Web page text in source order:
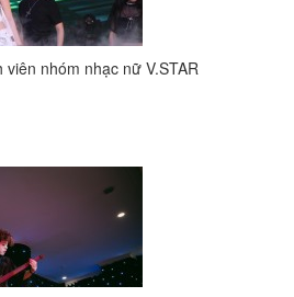
nhóm nhạc nữ V.STAR